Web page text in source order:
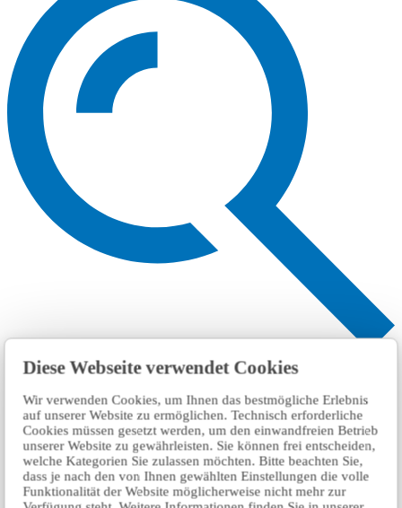
Diese Webseite verwendet Cookies
Wir verwenden Cookies, um Ihnen das bestmögliche Erlebnis
auf unserer Website zu ermöglichen. Technisch erforderliche
Cookies müssen gesetzt werden, um den einwandfreien Betrieb
unserer Website zu gewährleisten. Sie können frei entscheiden,
welche Kategorien Sie zulassen möchten. Bitte beachten Sie,
dass je nach den von Ihnen gewählten Einstellungen die volle
Funktionalität der Website möglicherweise nicht mehr zur
搜索